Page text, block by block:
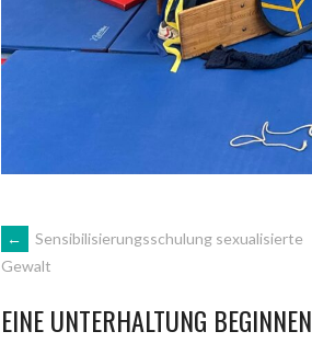
ARTIKEL-
NAVIGATION
←
Sensibilisierungsschulung sexualisierte
Gewalt
EINE UNTERHALTUNG BEGINNEN